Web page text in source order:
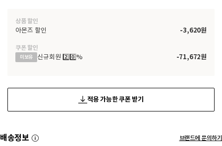
상품 할인
아몬즈 할인 -3,620원
쿠폰 할인
미보유 신규회원 2️⃣0️⃣% -71,672원
적용 가능한 쿠폰 받기
배송정보 브랜드에 문의하기